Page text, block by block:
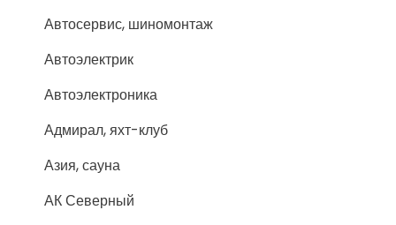
Автосервис, шиномонтаж
Автоэлектрик
Автоэлектроника
Адмирал, яхт-клуб
Азия, сауна
АК Северный